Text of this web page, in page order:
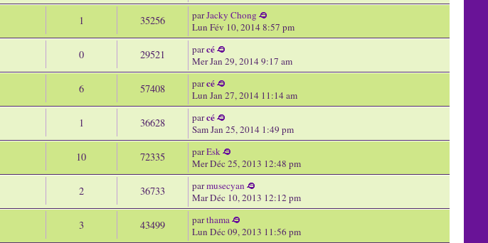
1 35256 parJacky Chong
Lun Fév 10, 2014 8:57 pm
0 29521 parcé
Mer Jan 29, 2014 9:17 am
6 57408 parcé
Lun Jan 27, 2014 11:14 am
1 36628 parcé
Sam Jan 25, 2014 1:49 pm
10 72335 parEsk
Mer Déc 25, 2013 12:48 pm
2 36733 parmusecyan
Mar Déc 10, 2013 12:12 pm
3 43499 parthama
Lun Déc 09, 2013 11:56 pm